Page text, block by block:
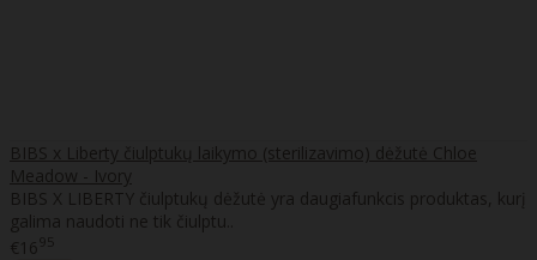
BIBS x Liberty čiulptukų laikymo (sterilizavimo) dėžutė Chloe
Meadow - Ivory
BIBS X LIBERTY čiulptukų dėžutė yra daugiafunkcis produktas, kurį
galima naudoti ne tik čiulptu..
€1695